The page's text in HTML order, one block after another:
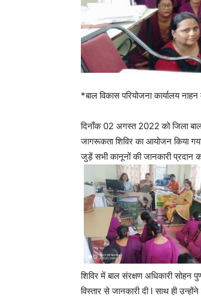
*बाल विकास परियोजना कार्यालय
दिनाँक 02 अगस्त 2022 को जिला बाल
जागरूकता शिविर का आयोजन किया
जुड़ें सभी कानूनों की जानकारी प्रदान
शिविर में बाल संरक्षण अधिकारी सोहन
विस्तार से जानकारी दी l साथ ही